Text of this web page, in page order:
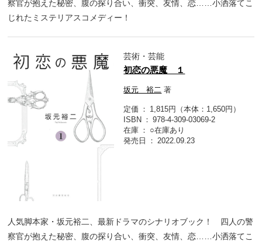
察官が抱えた秘密、腹の探り合い、衝突、友情、恋……小洒落てこ
じれたミステリアスコメディー！
芸術・芸能
初恋の悪魔 １
坂元 裕二 著
定価
1,815円（本体：1,650円）
ISBN
978-4-309-03069-2
在庫
○在庫あり
発売日
2022.09.23
人気脚本家・坂元裕二、最新ドラマのシナリオブック！ 四人の警
察官が抱えた秘密、腹の探り合い、衝突、友情、恋……小洒落てこ